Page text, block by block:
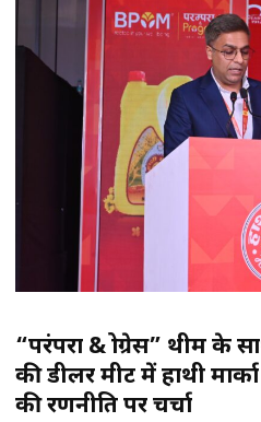
“परंपरा & प्रोग्रेस” थीम
की डीलर मीट में हाथी
की रणनीति पर चर्चा